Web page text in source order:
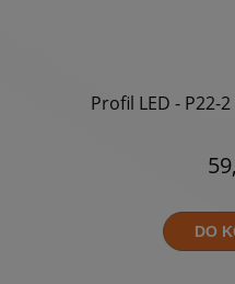
Profil LED - P22-
DO